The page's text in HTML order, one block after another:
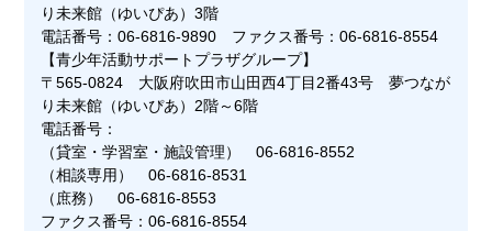
り未来館（ゆいぴあ）3階
電話番号：06-6816-9890 ファクス番号：06-6816-8554
【青少年活動サポートプラザグループ】
〒565-0824 大阪府吹田市山田西4丁目2番43号 夢つなが
り未来館（ゆいぴあ）2階～6階
電話番号：
（貸室・学習室・施設管理） 06-6816-8552
（相談専用） 06-6816-8531
（庶務） 06-6816-8553
ファクス番号：06-6816-8554